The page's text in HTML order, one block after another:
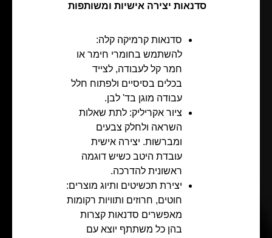
סדנאות יצירה אישיות ומשותפות
סדנאות קרמיקה קלה:
להשתמש בחומרי חימר או
חמר קל לעבודה, לצייד
בכלים בסיסיים ולפתוח חלל
עבודה מוגן בד' לבן.
ציור אקריליק: לתת שאלות
השראה ולחלק צבעים
ומברשות. יצירה אישית
עובדת היטב כשיש דוגמה
ראשונית להדרכה.
יצירת תכשיטים ותיוג מוצרים:
חוטים, חרוזים ותוויות רקומות
מאפשרים סדנאות קצרות
בהן כל משתתף יוצא עם